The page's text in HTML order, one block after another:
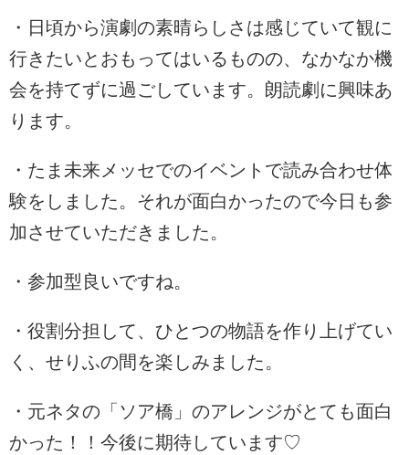
・日頃から演劇の素晴らしさは感じていて観に
行きたいとおもってはいるものの、なかなか機
会を持てずに過ごしています。朗読劇に興味あ
ります。
・たま未来メッセでのイベントで読み合わせ体
験をしました。それが面白かったので今日も参
加させていただきました。
・参加型良いですね。
・役割分担して、ひとつの物語を作り上げてい
く、せりふの間を楽しみました。
・元ネタの「ソア橋」のアレンジがとても面白
かった！！今後に期待しています♡